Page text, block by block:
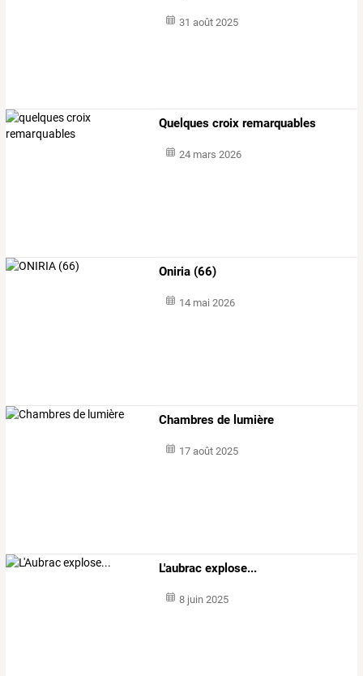
31 août 2025
Quelques croix remarquables
24 mars 2026
Oniria (66)
14 mai 2026
Chambres de lumière
17 août 2025
L'aubrac explose...
8 juin 2025